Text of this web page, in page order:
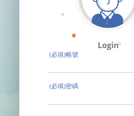
Login
(必填)帳號
(必填)密碼